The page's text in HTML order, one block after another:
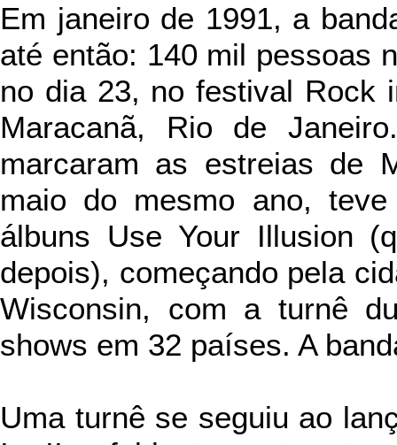
Em janeiro de 1991, a
até então: 140 mil pessoas
no dia 23, no festival Rock
Maracanã, Rio de
marcaram as estreias de
maio do mesmo ano,
álbuns Use Your Illusion
depois), começando pela
Wisconsin, com a turnê
shows em 32 países. A
Uma turnê se seguiu ao